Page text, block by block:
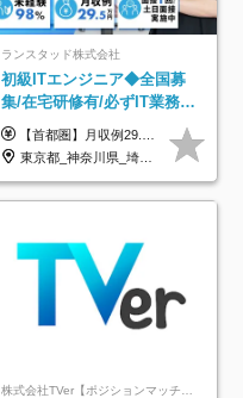
ランスタッド株式会社
初級ITエンジニア◆全国募
集/在宅研修有/必ずIT業務配
属/月収例29.5万円/Web面接
1回/SE
【首都圏】月収例29.5万円（月給26万円＋諸手当） 【東海・関西】月収例28.5万円（月給25万円＋諸手当） 【九州】月収例26万円（月給23万円＋諸手当） ※経験・スキル・前職給与を踏まえ、総合的に判断して決定します。 例：首都圏 月収例31万円（月給27万円＋諸手当） ◆各種手当 ・通勤手当（上限4万円まで） ・残業代手当（1分単位で全額支給） ※固定残業代制は採用しておりません ・深夜勤務手当 ・資格取得支援（ランクに応じてお祝い金1万円～10万円を支給） ◆昇給：年1回 ◆補足 ・研修中1ヶ月間は、時給1670円となります。 ・試用期間6ヶ月あり。その間の待遇に変更はありません。 ※詳細は面接時にご案内します。
東京都_神奈川県_埼玉県_千葉県_大阪府_愛知県_兵庫県_京都府_福岡県